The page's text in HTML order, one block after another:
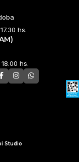
hs.
hs.
Studio